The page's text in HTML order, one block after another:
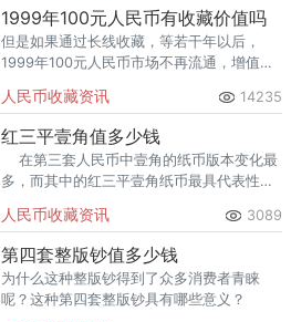
1999年100元人民币有收藏价值吗
但是如果通过长线收藏，等若干年以后，
1999年100元人民币市场不再流通，增值力
人民币收藏资讯 14235
红三平壹角值多少钱
在第三套人民币中壹角的纸币版本变化最
多，而其中的红三平壹角纸币最具代表性。
纸币的冠
人民币收藏资讯 3089
第四套整版钞值多少钱
为什么这种整版钞得到了众多消费者青睐
呢？这种第四套整版钞具有哪些意义？